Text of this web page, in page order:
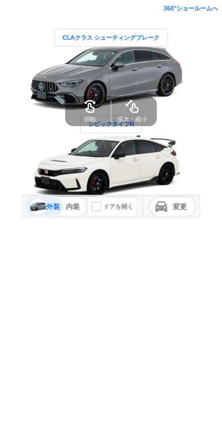
360°ショールームへ
CLAクラス シューティングブレーク
シビックタイプR
外装 内装 ドアを開く 変更
回転 拡大・縮小